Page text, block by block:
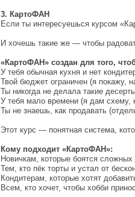
3. КартоФАН
Если ты интересуешься курсом
И хочешь такие же — чтобы
«КартоФАН» создан для того,
У тебя обычная кухня и нет
Твой бюджет ограничен (я покажу,
Ты никогда не делала такие
У тебя мало времени (я дам схему,
Ты не знаешь, как продавать
Этот курс — понятная система,
Кому подходит «КартоФАН»:
Новичкам, которые боятся сложных
Тем, кто пёк торты и устал от
Кондитерам, которые хотят
Всем, кто хочет, чтобы хобби